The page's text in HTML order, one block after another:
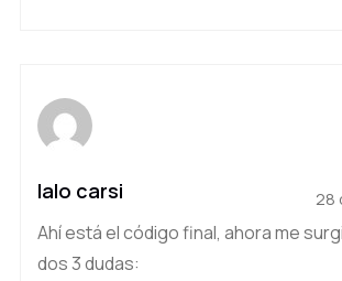
lalo carsi 28
Ahí está el código final, ahora me
dos 3 dudas: